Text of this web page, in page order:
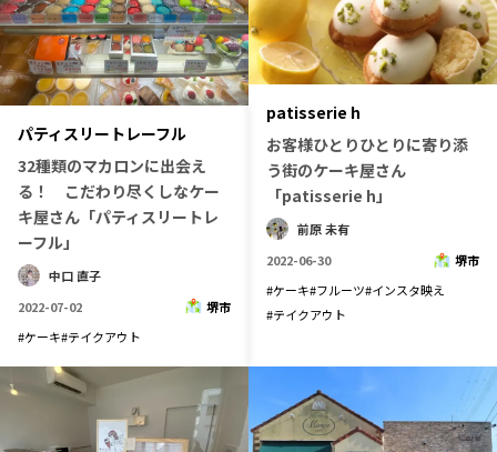
パティスリートレーフル
32種類のマカロンに出会え
る！ こだわり尽くしなケー
キ屋さん「パティスリートレ
ーフル」
中口 直子
2022-07-02
堺市
#ケーキ#テイクアウト
patisserie h
お客様ひとりひとりに寄り添
う街のケーキ屋さん
「patisserie h」
前原 未有
2022-06-30
堺市
#ケーキ#フルーツ#インスタ映え
#テイクアウト